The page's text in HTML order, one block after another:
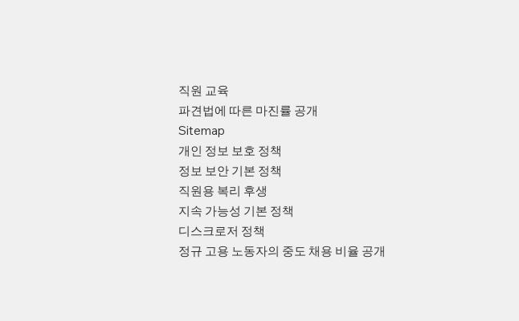
직원 교육
파견법에 따른 마진률 공개
Sitemap
개인 정보 보호 정책
정보 보안 기본 정책
직원용 복리 후생
지속 가능성 기본 정책
디스크로저 정책
정규 고용 노동자의 중도 채용 비율 공개